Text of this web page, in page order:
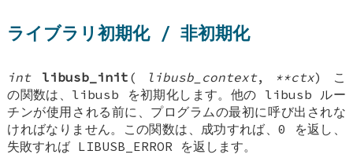
ライブラリ初期化 / 非初期化
int libusb_init ( libusb_context, **ctx) こ
の関数は、libusb を初期化します。他の libusb ルー
チンが使用される前に、プログラムの最初に呼び出されな
ければなりません。この関数は、成功すれば、0 を返し、
失敗すれば LIBUSB_ERROR を返します。